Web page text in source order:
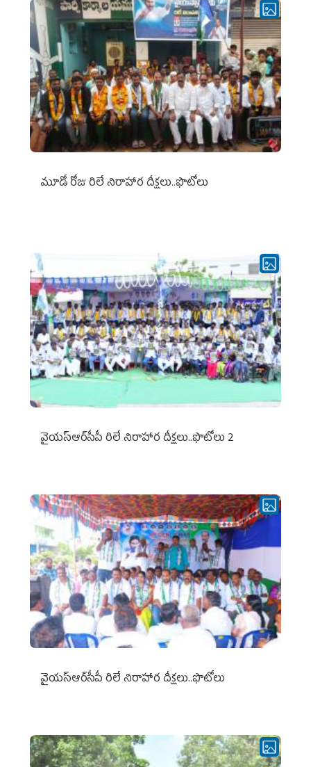
మూడో రోజు రిలే నిరాహార దీక్షలు..ఫొటోలు
వైయ‌స్ఆర్‌సీపీ రిలే నిరాహార దీక్షలు..ఫొటోలు 2
వైయ‌స్ఆర్‌సీపీ రిలే నిరాహార దీక్షలు..ఫొటోలు